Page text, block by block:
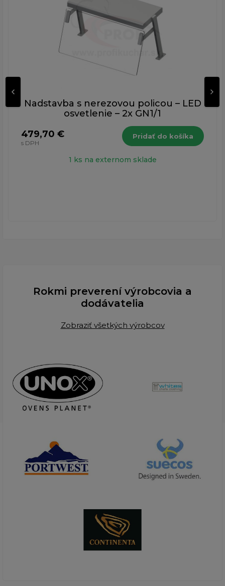
Nadstavba s nerezovou policou – LED
osvetlenie – 2x GN1/1
479,70 €
s DPH
Pridať do košíka
1 ks na externom sklade
Rokmi preverení výrobcovia a
dodávatelia
Zobraziť všetkých výrobcov